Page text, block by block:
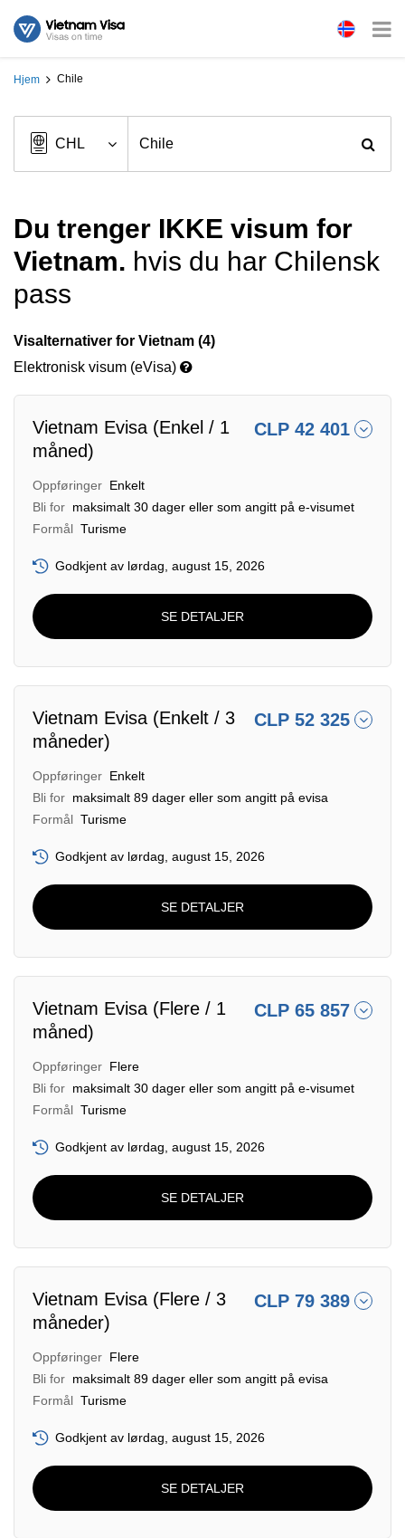
Hjem Chile
Du trenger IKKE visum for
Vietnam. hvis du har Chilensk
pass
Visalternativer for Vietnam (4)
Elektronisk visum (eVisa)
Vietnam Evisa (Enkel / 1
måned)
CLP 42 401
Oppføringer Enkelt
Bli for maksimalt 30 dager eller som angitt på e-visumet
Formål Turisme
Godkjent av lørdag, august 15, 2026
SE DETALJER
Vietnam Evisa (Enkelt / 3
måneder)
CLP 52 325
Oppføringer Enkelt
Bli for maksimalt 89 dager eller som angitt på evisa
Formål Turisme
Godkjent av lørdag, august 15, 2026
SE DETALJER
Vietnam Evisa (Flere / 1
måned)
CLP 65 857
Oppføringer Flere
Bli for maksimalt 30 dager eller som angitt på e-visumet
Formål Turisme
Godkjent av lørdag, august 15, 2026
SE DETALJER
Vietnam Evisa (Flere / 3
måneder)
CLP 79 389
Oppføringer Flere
Bli for maksimalt 89 dager eller som angitt på evisa
Formål Turisme
Godkjent av lørdag, august 15, 2026
SE DETALJER